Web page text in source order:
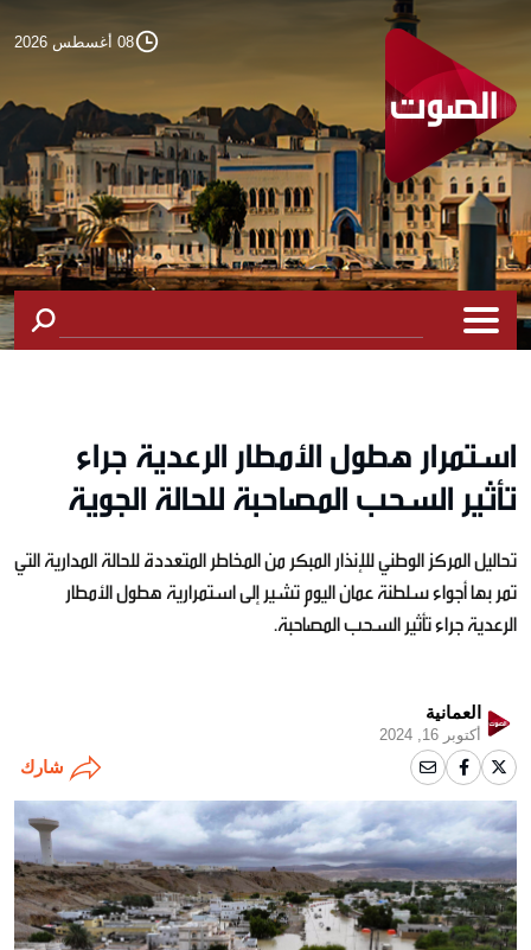
08 أغسطس 2026
استمرار هطول الأمطار الرعدية جراء
تأثير السحب المصاحبة للحالة الجوية
تحاليل المركز الوطني للإنذار المبكر من المخاطر المتعددة للحالة المدارية التي
تمر بها أجواء سلطنة عمان اليوم تشير إلى استمرارية هطول الأمطار
الرعدية جراء تأثير السحب المصاحبة.
العمانية
أكتوبر 16, 2024
شارك